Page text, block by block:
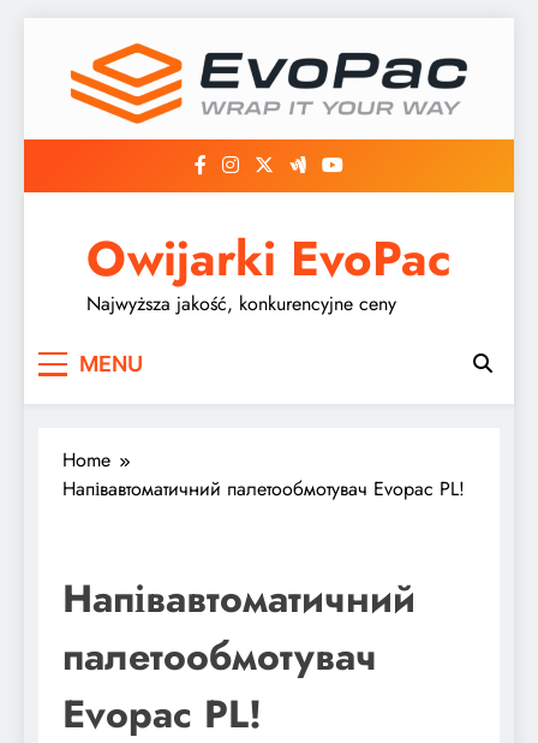
content
Owijarki EvoPac
Najwyższa jakość, konkurencyjne ceny
MENU
Home
Напівавтоматичний палетообмотувач Evopac PL!
Напівавтоматичний
палетообмотувач
Evopac PL!